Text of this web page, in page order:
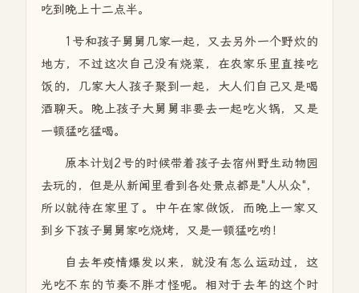
吃到晚上十二点半。
1号和孩子舅舅几家一起，又去另外一个野炊的
地方，不过这次自己没有烧菜，在农家乐里直接吃
饭的，几家大人孩子聚到一起，大人们自己又是喝
酒聊天。晚上孩子大舅舅非要去一起吃火锅，又是
一顿猛吃猛喝。
原本计划2号的时候带着孩子去宿州野生动物园
去玩的，但是从新闻里看到各处景点都是"人从众"，
所以就待在家里了。中午在家做饭，而晚上一家又
到乡下孩子舅舅家吃烧烤，又是一顿猛吃哟！
自去年疫情爆发以来，就没有怎么运动过，这
光吃不东的节奏不胖才怪呢。相对于去年的这个时